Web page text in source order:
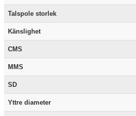
Talspole storlek
Känslighet
CMS
MMS
SD
Yttre diameter